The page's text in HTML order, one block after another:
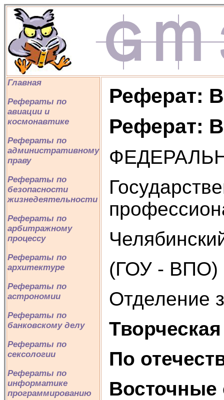
Главная
Рефераты по
авиации и
космонавтике
Рефераты по
административному
праву
Рефераты по
безопасности
жизнедеятельности
Рефераты по
арбитражному
процессу
Рефераты по
архитектуре
Рефераты по
астрономии
Рефераты по
банковскому делу
Рефераты по
сексологии
Рефераты по
информатике
программированию
Реферат:
Реферат:
(ГОУ - ВПО)
Отделение
По
Восточные